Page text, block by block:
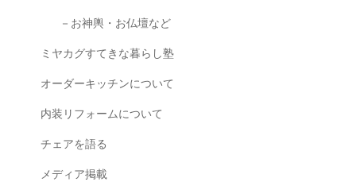
－お神輿・お仏壇など
ミヤカグすてきな暮らし塾
オーダーキッチンについて
内装リフォームについて
チェアを語る
メディア掲載